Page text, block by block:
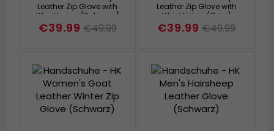
Leather Zip Glove with
Wool Lining (Schwarz)
€39.99 €49.99
Leather Zip Glove with
Wool Lining (Grün)
€39.99 €49.99